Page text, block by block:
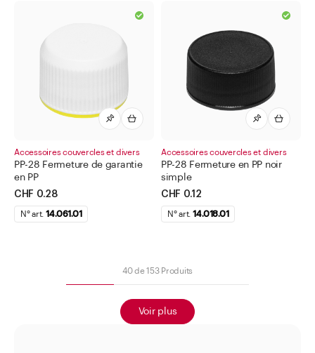
Accessoires couvercles et divers
PP-28 Fermeture de garantie
en PP
CHF 0.28
N° art. 14.061.01
Accessoires couvercles et divers
PP-28 Fermeture en PP noir
simple
CHF 0.12
N° art. 14.018.01
40de153Produits
Voir plus